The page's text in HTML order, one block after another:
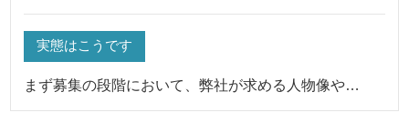
実態はこうです
まず募集の段階において、弊社が求める人物像や…